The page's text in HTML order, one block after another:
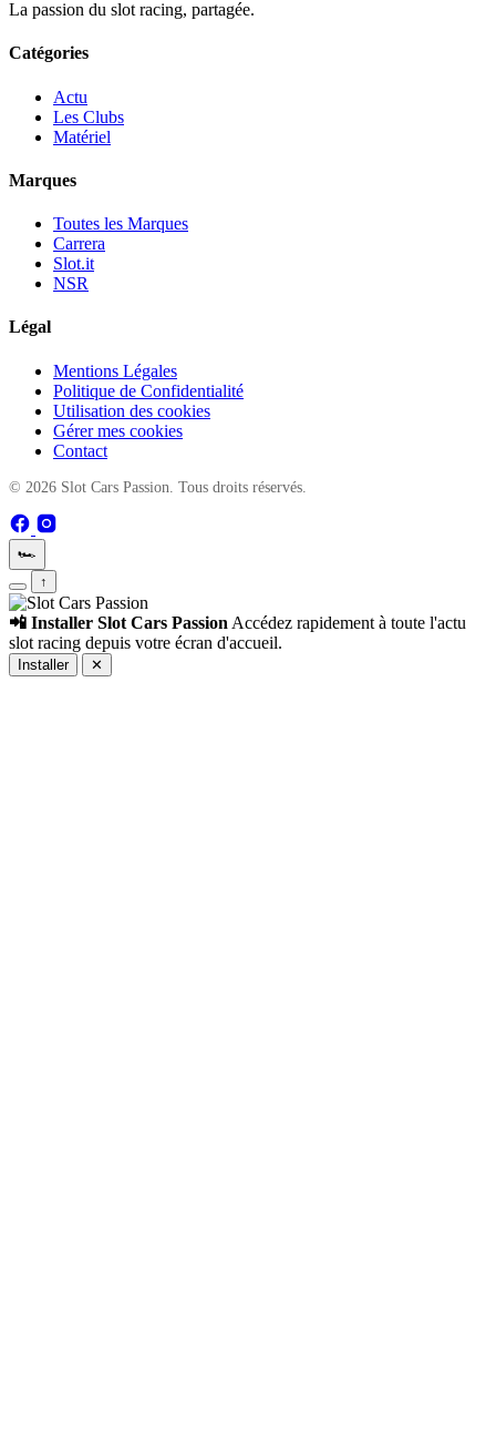
La passion du slot racing, partagée.
Catégories
Actu
Les Clubs
Matériel
Marques
Toutes les Marques
Carrera
Slot.it
NSR
Légal
Mentions Légales
Politique de Confidentialité
Utilisation des cookies
Gérer mes cookies
Contact
© 2026 Slot Cars Passion. Tous droits réservés.
🏎️
↑
📲 Installer Slot Cars Passion Accédez rapidement à toute l'actu
slot racing depuis votre écran d'accueil.
Installer ✕